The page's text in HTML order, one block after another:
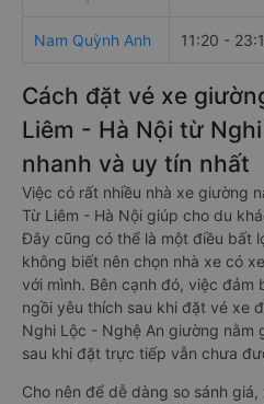
Nam Quỳnh Anh 11:20 -
Cách đặt vé xe
Liêm - Hà Nội từ
nhanh và uy tín nhất
Việc có rất nhiều nhà xe giường
Từ Liêm - Hà Nội giúp cho du
Đây cũng có thể là một điều bất
không biết nên chọn nhà xe có
với mình. Bên cạnh đó, việc
ngồi yêu thích sau khi đặt vé xe
Nghi Lộc - Nghệ An giường nằm
sau khi đặt trực tiếp vẫn chưa
Cho nên để dễ dàng so sánh